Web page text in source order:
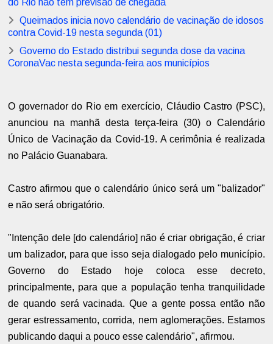
do Rio não têm previsão de chegada
Queimados inicia novo calendário de vacinação de idosos
contra Covid-19 nesta segunda (01)
Governo do Estado distribui segunda dose da vacina
CoronaVac nesta segunda-feira aos municípios
O governador do Rio em exercício, Cláudio Castro (PSC),
anunciou na manhã desta terça-feira (30) o Calendário
Único de Vacinação da Covid-19. A cerimônia é realizada
no Palácio Guanabara.
Castro afirmou que o calendário único será um "balizador"
e não será obrigatório.
"Intenção dele [do calendário] não é criar obrigação, é criar
um balizador, para que isso seja dialogado pelo município.
Governo do Estado hoje coloca esse decreto,
principalmente, para que a população tenha tranquilidade
de quando será vacinada. Que a gente possa então não
gerar estressamento, corrida, nem aglomerações. Estamos
publicando daqui a pouco esse calendário", afirmou.